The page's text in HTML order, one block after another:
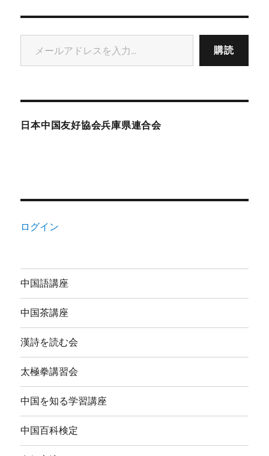
メールアドレスを入力...
購読
日本中国友好協会兵庫県連合会
ログイン
中国語講座
中国茶講座
漢詩を読む会
太極拳講習会
中国を知る学習講座
中国百科検定